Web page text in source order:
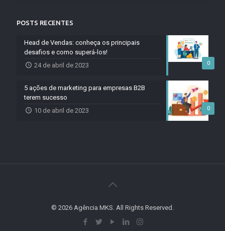
POSTS RECENTES
0
Head de Vendas: conheça os principais
desafios e como superá-los!
24 de abril de 2023
0
5 ações de marketing para empresas B2B
terem sucesso
10 de abril de 2023
© 2026 Agência MKS. All Rights Reserved.